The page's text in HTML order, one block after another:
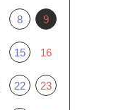
8 9
15 16
22 23